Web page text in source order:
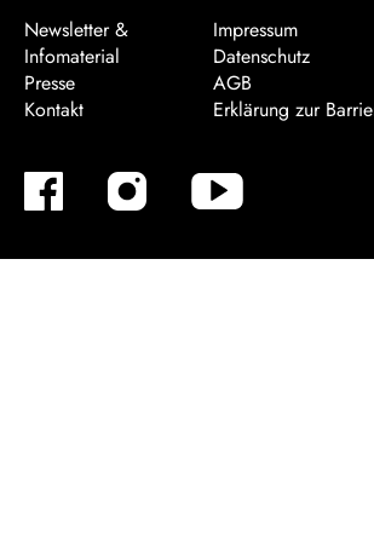
Newsletter &
Infomaterial
Presse
Kontakt
Impressum
Datenschutz
AGB
Erklärung zur